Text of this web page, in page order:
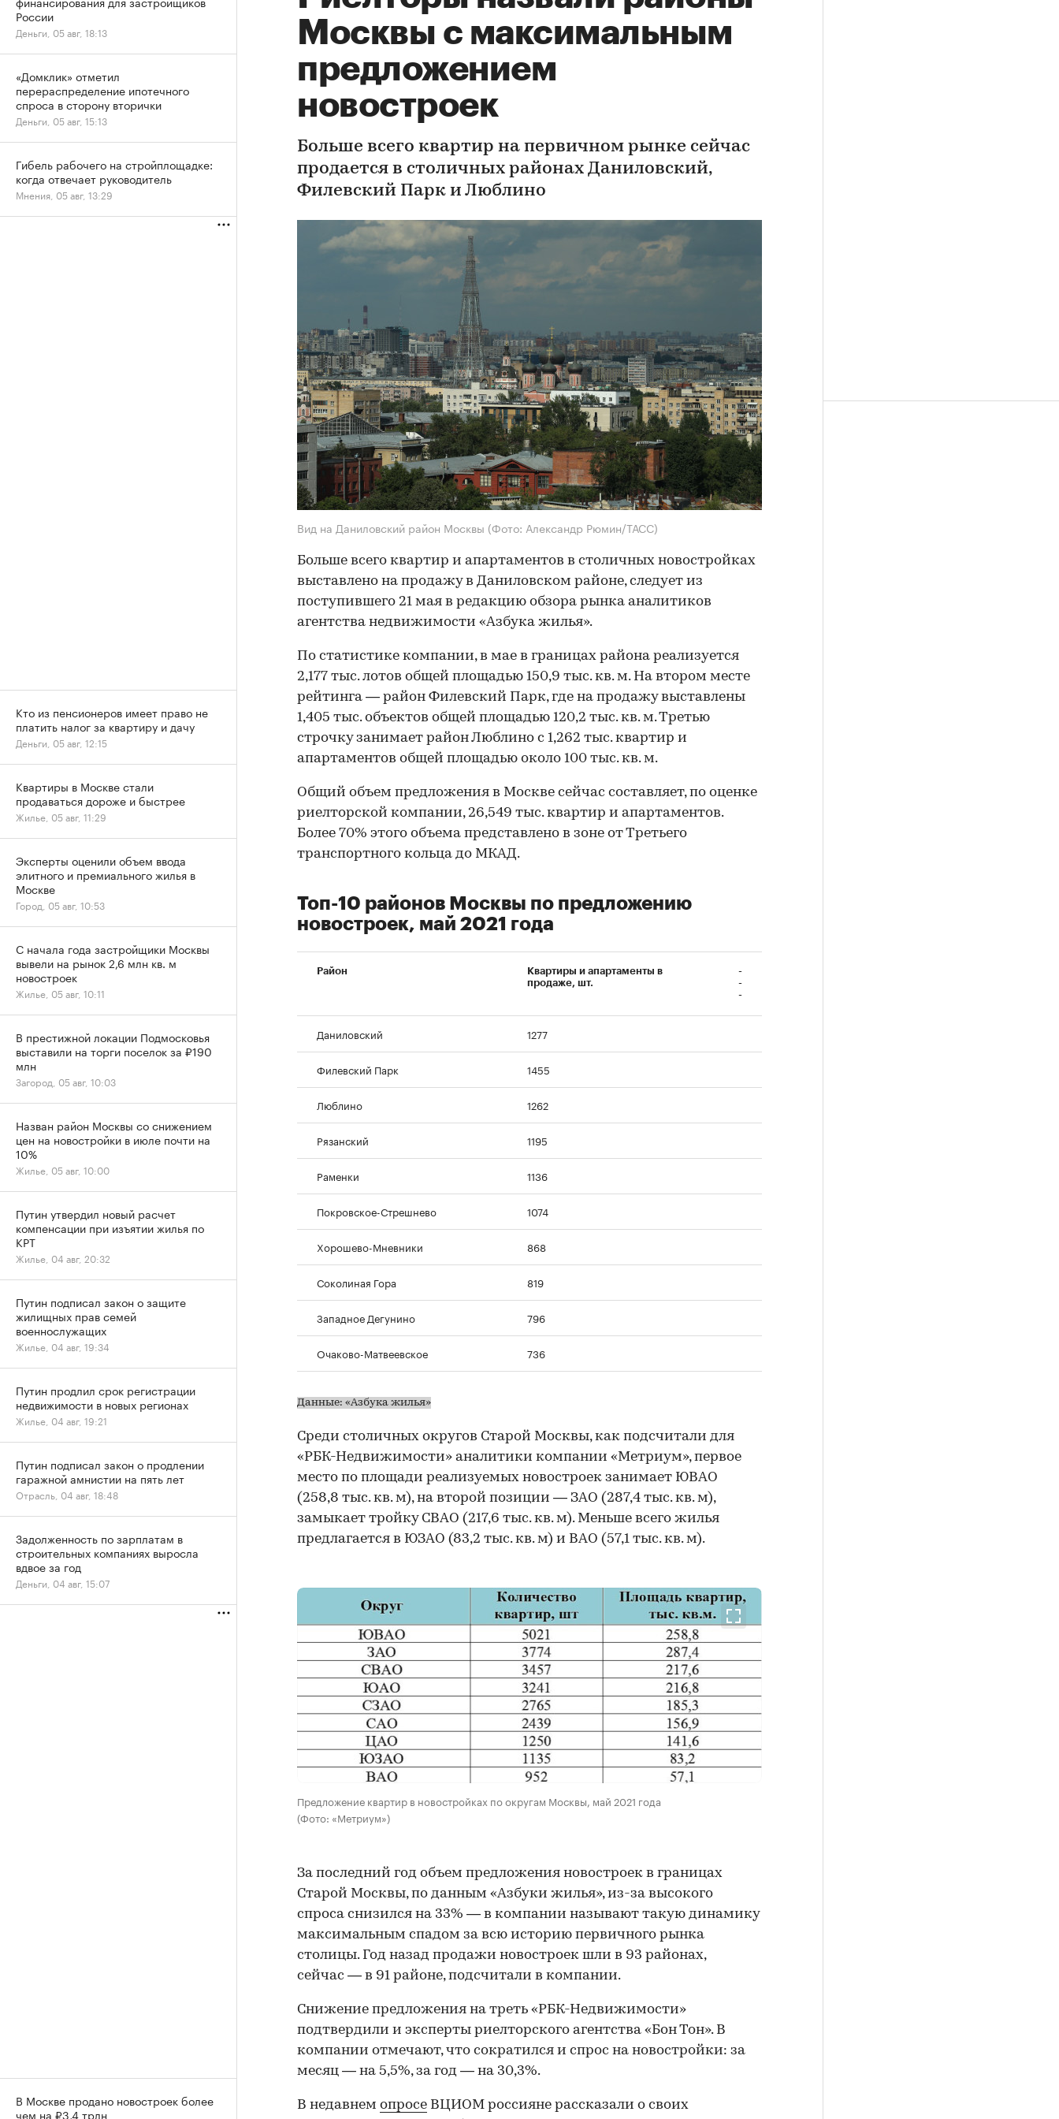
Москвы с максимальным
предложением
новостроек
Больше всего квартир на первичном рынке сейчас
продается в столичных районах Даниловский,
Филевский Парк и Люблино
Вид на Даниловский район Москвы (Фото: Александр Рюмин/ТАСС)
Больше всего квартир и апартаментов в столичных новостройках
выставлено на продажу в Даниловском районе, следует из
поступившего 21 мая в редакцию обзора рынка аналитиков
агентства недвижимости «Азбука жилья».
По статистике компании, в мае в границах района реализуется
2,177 тыс. лотов общей площадью 150,9 тыс. кв. м. На втором месте
рейтинга — район Филевский Парк, где на продажу выставлены
1,405 тыс. объектов общей площадью 120,2 тыс. кв. м. Третью
строчку занимает район Люблино с 1,262 тыс. квартир и
апартаментов общей площадью около 100 тыс. кв. м.
Общий объем предложения в Москве сейчас составляет, по оценке
риелторской компании, 26,549 тыс. квартир и апартаментов.
Более 70% этого объема представлено в зоне от Третьего
транспортного кольца до МКАД.
00:00 / 00:00
Топ-10 районов Москвы по предложению
новостроек, май 2021 года
Район
Квартиры и апартаменты в
продаже, шт.
-
-
-
Даниловский 1277
Филевский Парк 1455
Люблино 1262
Рязанский 1195
Раменки 1136
Покровское-Стрешнево 1074
Хорошево-Мневники 868
Соколиная Гора 819
Западное Дегунино 796
Очаково-Матвеевское 736
Данные: «Азбука жилья»
Среди столичных округов Старой Москвы, как подсчитали для
«РБК-Недвижимости» аналитики компании «Метриум», первое
место по площади реализуемых новостроек занимает ЮВАО
(258,8 тыс. кв. м), на второй позиции — ЗАО (287,4 тыс. кв. м),
замыкает тройку СВАО (217,6 тыс. кв. м). Меньше всего жилья
предлагается в ЮЗАО (83,2 тыс. кв. м) и ВАО (57,1 тыс. кв. м).
Предложение квартир в новостройках по округам Москвы, май 2021 года
(Фото: «Метриум»)
За последний год объем предложения новостроек в границах
Старой Москвы, по данным «Азбуки жилья», из-за высокого
спроса снизился на 33% — в компании называют такую динамику
максимальным спадом за всю историю первичного рынка
столицы. Год назад продажи новостроек шли в 93 районах,
сейчас — в 91 районе, подсчитали в компании.
Снижение предложения на треть «РБК-Недвижимости»
подтвердили и эксперты риелторского агентства «Бон Тон». В
компании отмечают, что сократился и спрос на новостройки: за
месяц — на 5,5%, за год — на 30,3%.
В недавнем опросе ВЦИОМ россияне рассказали о своих
России
Деньги, 05 авг, 18:13
«Домклик» отметил
перераспределение ипотечного
спроса в сторону вторички
Деньги, 05 авг, 15:13
Гибель рабочего на стройплощадке:
когда отвечает руководитель
Мнения, 05 авг, 13:29
Кто из пенсионеров имеет право не
платить налог за квартиру и дачу
Деньги, 05 авг, 12:15
Квартиры в Москве стали
продаваться дороже и быстрее
Жилье, 05 авг, 11:29
Эксперты оценили объем ввода
элитного и премиального жилья в
Москве
Город, 05 авг, 10:53
С начала года застройщики Москвы
вывели на рынок 2,6 млн кв. м
новостроек
Жилье, 05 авг, 10:11
В престижной локации Подмосковья
выставили на торги поселок за ₽190
млн
Загород, 05 авг, 10:03
Назван район Москвы со снижением
цен на новостройки в июле почти на
10%
Жилье, 05 авг, 10:00
Путин утвердил новый расчет
компенсации при изъятии жилья по
КРТ
Жилье, 04 авг, 20:32
Путин подписал закон о защите
жилищных прав семей
военнослужащих
Жилье, 04 авг, 19:34
Путин продлил срок регистрации
недвижимости в новых регионах
Жилье, 04 авг, 19:21
Путин подписал закон о продлении
гаражной амнистии на пять лет
Отрасль, 04 авг, 18:48
Задолженность по зарплатам в
строительных компаниях выросла
вдвое за год
Деньги, 04 авг, 15:07
В Москве продано новостроек более
чем на ₽3,4 трлн